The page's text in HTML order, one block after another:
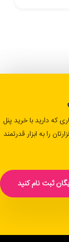
که دارید با خرید پنل
را به ابزار قدرتمند
ثبت نام کنید